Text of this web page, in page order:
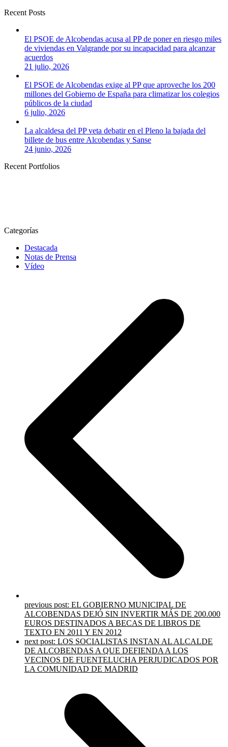
Recent Posts
El PSOE de Alcobendas acusa al PP de poner en riesgo miles
de viviendas en Valgrande por su incapacidad para alcanzar
acuerdos
21 julio, 2026
El PSOE de Alcobendas exige al PP que aproveche los 200
millones del Gobierno de España para climatizar los colegios
públicos de la ciudad
6 julio, 2026
La alcaldesa del PP veta debatir en el Pleno la bajada del
billete de bus entre Alcobendas y Sanse
24 junio, 2026
Recent Portfolios
Categorías
Destacada
Notas de Prensa
Vídeo
previous post: EL GOBIERNO MUNICIPAL DE
ALCOBENDAS DEJÓ SIN INVERTIR MÁS DE 200.000
EUROS DESTINADOS A BECAS DE LIBROS DE
TEXTO EN 2011 Y EN 2012
next post: LOS SOCIALISTAS INSTAN AL ALCALDE
DE ALCOBENDAS A QUE DEFIENDA A LOS
VECINOS DE FUENTELUCHA PERJUDICADOS POR
LA COMUNIDAD DE MADRID